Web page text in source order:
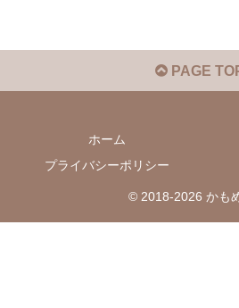
PAGE
ホーム
プライバシーポリシー
© 2018-2026 かも